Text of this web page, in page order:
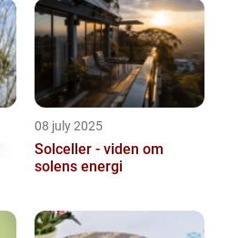
08 july 2025
Solceller - viden om
solens energi